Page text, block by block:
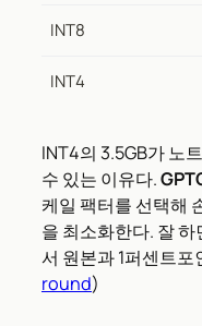
INT8
INT4
INT4의 3.5GB가 노
수 있는 이유다.
케일 팩터를 선택해
을 최소화한다. 잘
서 원본과 1퍼센트
round)